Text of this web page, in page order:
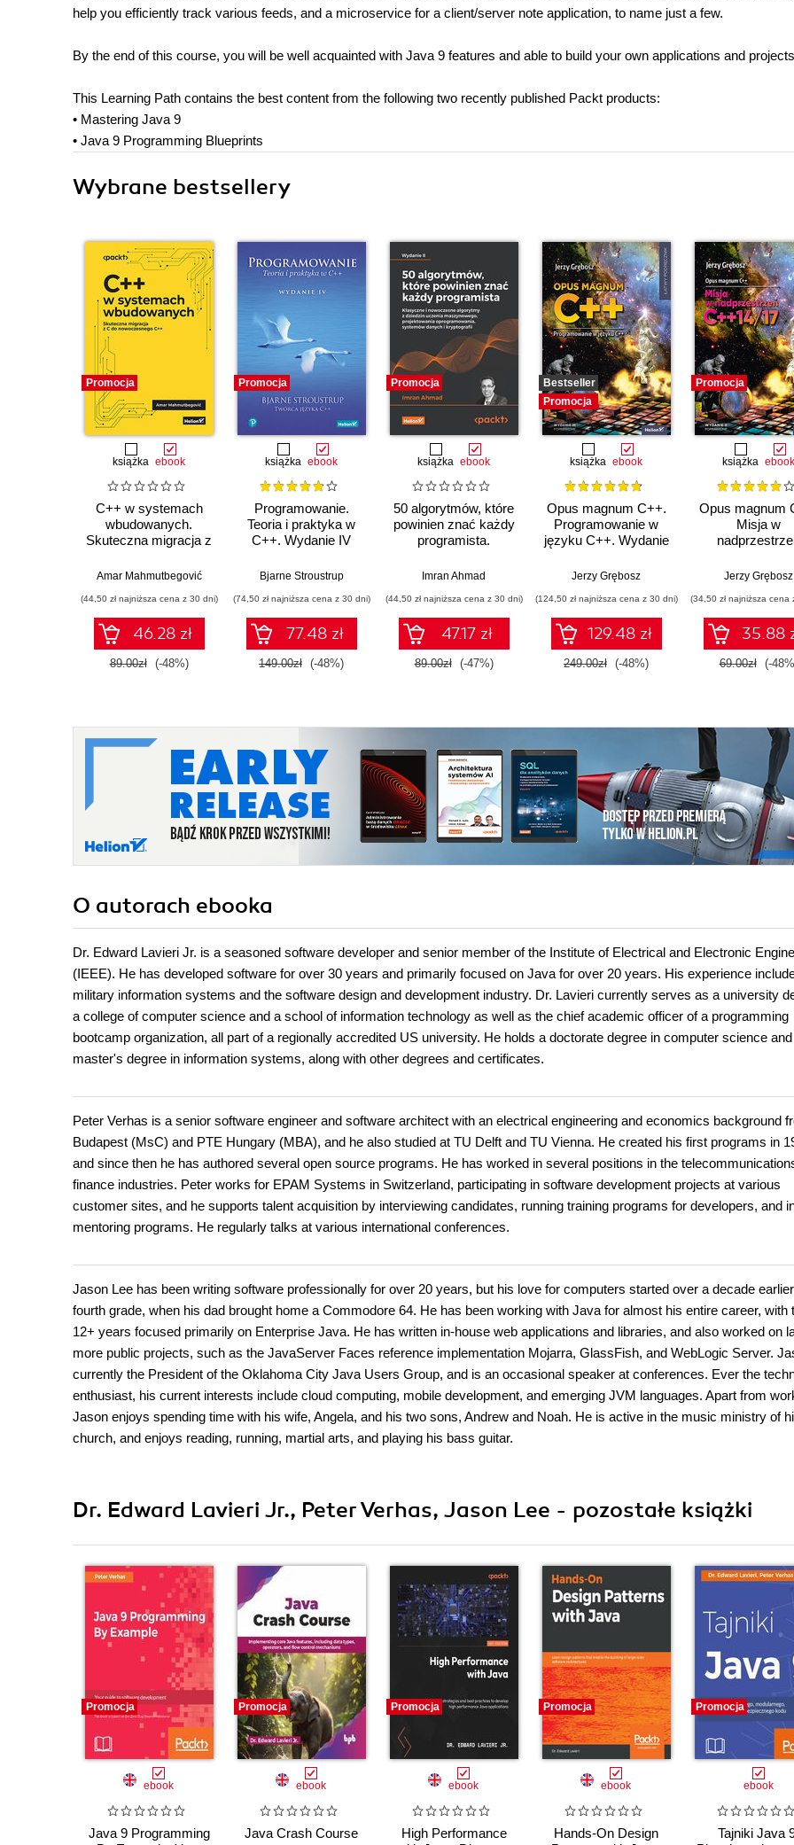
help you efficiently track various feeds, and a microservice for a client/server note application, to name just a few.
By the end of this course, you will be well acquainted with Java 9 features and able to build your own applications and
This Learning Path contains the best content from the following two recently published Packt products:
• Mastering Java 9
• Java 9 Programming Blueprints
Wybrane bestsellery
Promocja
książka ebook
C++ w systemach
wbudowanych.
Skuteczna migracja z
C++
Amar Mahmutbegović
(44,50 zł najniższa cena z 30 dni)
46.28 zł
89.00zł (-48%)
Promocja
książka ebook
Programowanie.
Teoria i praktyka w
C++. Wydanie IV
Bjarne Stroustrup
(74,50 zł najniższa cena z 30 dni)
77.48 zł
149.00zł (-48%)
Promocja
książka ebook
50 algorytmów, które
powinien znać każdy
programista.
nowoczesne
uczenia
maszynowego,
projektowania
oprogramowania,
systemów danych i
Imran Ahmad
(44,50 zł najniższa cena z 30 dni)
47.17 zł
89.00zł (-47%)
Bestseller
Promocja
książka ebook
Opus magnum C++.
Programowanie w
języku C++. Wydanie
(komplet)
Jerzy Grębosz
(124,50 zł najniższa cena z 30 dni)
129.48 zł
249.00zł (-48%)
Promocja
książka ebook
Opus magnum
Misja w
Wydanie II
Jerzy Grębosz
(34,50 zł najniższa cena
35.88
69.00zł (-
O autorach ebooka
Dr. Edward Lavieri Jr. is a seasoned software developer and senior member of the Institute of Electrical and Electronic
(IEEE). He has developed software for over 30 years and primarily focused on Java for over 20 years. His experience
military information systems and the software design and development industry. Dr. Lavieri currently serves as a university
a college of computer science and a school of information technology as well as the chief academic officer of a programming
bootcamp organization, all part of a regionally accredited US university. He holds a doctorate degree in computer science
master's degree in information systems, along with other degrees and certificates.
Peter Verhas is a senior software engineer and software architect with an electrical engineering and economics background
Budapest (MsC) and PTE Hungary (MBA), and he also studied at TU Delft and TU Vienna. He created his first programs in
and since then he has authored several open source programs. He has worked in several positions in the
finance industries. Peter works for EPAM Systems in Switzerland, participating in software development projects at various
customer sites, and he supports talent acquisition by interviewing candidates, running training programs for developers, and
mentoring programs. He regularly talks at various international conferences.
Jason Lee has been writing software professionally for over 20 years, but his love for computers started over a decade
fourth grade, when his dad brought home a Commodore 64. He has been working with Java for almost his entire career, with
12+ years focused primarily on Enterprise Java. He has written in-house web applications and libraries, and also worked on
more public projects, such as the JavaServer Faces reference implementation Mojarra, GlassFish, and WebLogic Server.
currently the President of the Oklahoma City Java Users Group, and is an occasional speaker at conferences. Ever the
enthusiast, his current interests include cloud computing, mobile development, and emerging JVM languages. Apart from
Jason enjoys spending time with his wife, Angela, and his two sons, Andrew and Noah. He is active in the music ministry of
church, and enjoys reading, running, martial arts, and playing his bass guitar.
Dr. Edward Lavieri Jr., Peter Verhas, Jason Lee - pozostałe książki
Promocja
ebook
Java 9 Programming
Promocja
ebook
Java Crash Course
Promocja
ebook
High Performance
Promocja
ebook
Hands-On Design
Promocja
ebook
Tajniki Java